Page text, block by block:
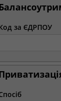
за ЄДРПОУ